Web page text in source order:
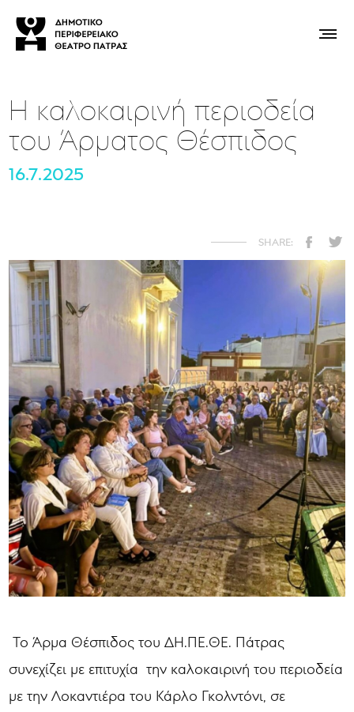
Η καλοκαιρινή περιοδεία
του Άρματος Θέσπιδος
16.7.2025
Το Άρμα Θέσπιδος του ΔΗ.ΠΕ.ΘΕ. Πάτρας
συνεχίζει με επιτυχία την καλοκαιρινή του περιοδεία
με την Λοκαντιέρα του Κάρλο Γκολντόνι, σε